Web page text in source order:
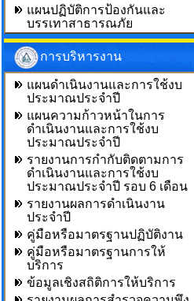
แผนปฏิบัติการป้องกันและ
บรรเทาสาธารณภัย
การบริหารงาน
แผนดำเนินงานและการใช้งบ
ประมาณประจำปี
แผนความก้าวหน้าในการ
ดำเนินงานและการใช้งบ
ประมาณประจำปี
รายงานการกำกับติดตามการ
ดำเนินงานและการใช้งบ
ประมาณประจำปี รอบ 6 เดือน
รายงานผลการดำเนินงาน
ประจำปี
คู่มือหรือมาตรฐานปฏิบัติงาน
คู่มือหรือมาตรฐานการให้
บริการ
ข้อมูลเชิงสถิติการให้บริการ